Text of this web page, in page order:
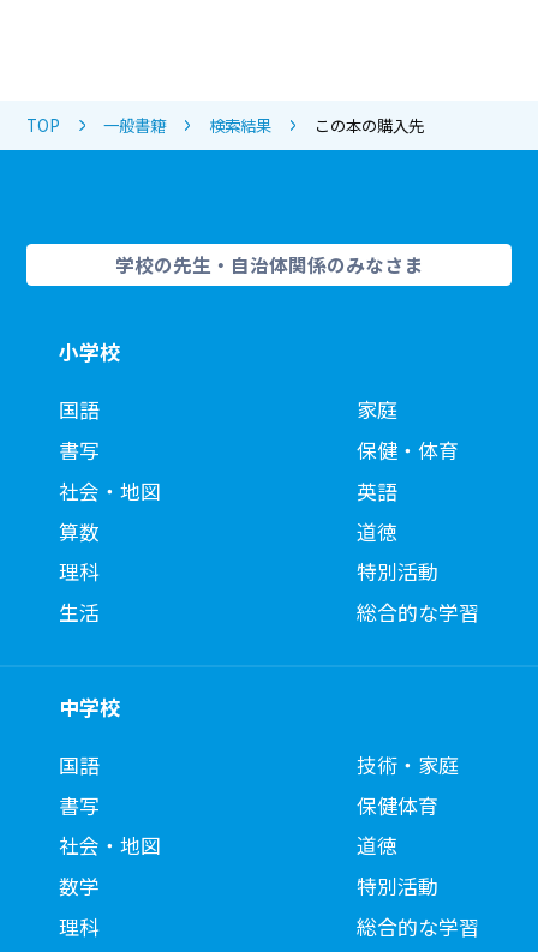
TOP 一般書籍 検索結果 この本の購入先
学校の先生・自治体関係のみなさま
小学校
国語
書写
社会・地図
算数
理科
生活
家庭
保健・体育
英語
道徳
特別活動
総合的な学習
中学校
国語
書写
社会・地図
数学
理科
技術・家庭
保健体育
道徳
特別活動
総合的な学習